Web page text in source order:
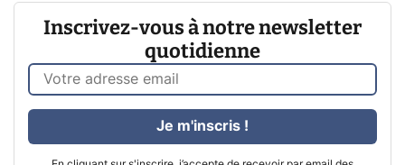
Inscrivez-vous à notre newsletter
quotidienne
Je m'inscris !